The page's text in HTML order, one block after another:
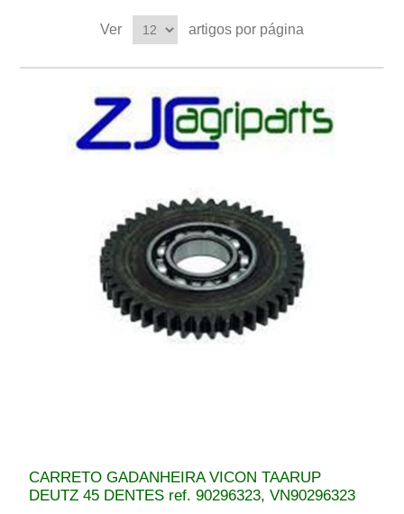
Ver artigos por página
CARRETO GADANHEIRA VICON TAARUP
DEUTZ 45 DENTES ref. 90296323, VN90296323